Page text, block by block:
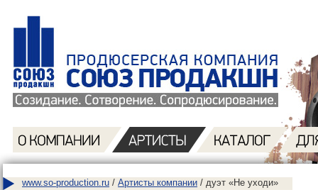
www.so-production.ru / Артисты компании / дуэт «Не уходи»